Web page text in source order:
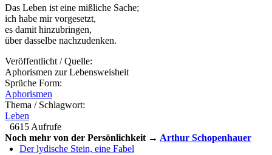
Das Leben ist eine mißliche Sache;
ich habe mir vorgesetzt,
es damit hinzubringen,
über dasselbe nachzudenken.
Veröffentlicht / Quelle:
Aphorismen zur Lebensweisheit
Sprüche Form:
Aphorismen
Thema / Schlagwort:
Leben
6615 Aufrufe
Noch mehr von der Persönlichkeit → Arthur Schopenhauer
Der lydische Stein, eine Fabel